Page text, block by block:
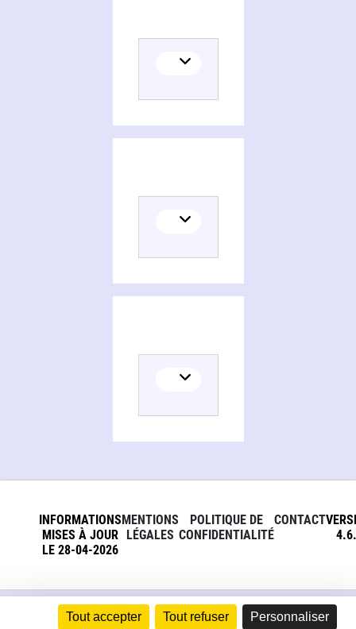
Tout accepter Tout refuser Personnaliser
INFORMATIONS
MISES À JOUR
LE 28-04-2026
MENTIONS
LÉGALES
POLITIQUE DE
CONFIDENTIALITÉ
CONTACT